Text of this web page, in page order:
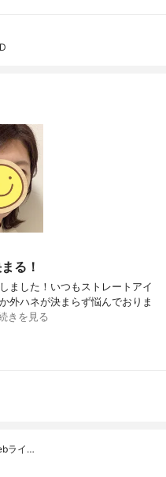
る！
ました！いつもストレートアイ
外ハネが決まらず悩んでおりま
きを見る
ライ…